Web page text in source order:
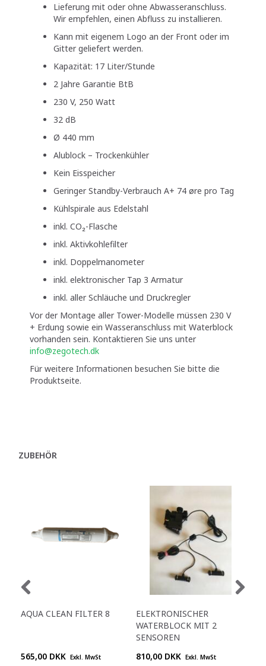
Lieferung mit oder ohne Abwasseranschluss.
Wir empfehlen, einen Abfluss zu installieren.
Kann mit eigenem Logo an der Front oder im
Gitter geliefert werden.
Kapazität: 17 Liter/Stunde
2 Jahre Garantie BtB
230 V, 250 Watt
32 dB
Ø 440 mm
Alublock – Trockenkühler
Kein Eisspeicher
Geringer Standby-Verbrauch A+ 74 øre pro Tag
Kühlspirale aus Edelstahl
inkl. CO₂-Flasche
inkl. Aktivkohlefilter
inkl. Doppelmanometer
inkl. elektronischer Tap 3 Armatur
inkl. aller Schläuche und Druckregler
Vor der Montage aller Tower-Modelle müssen 230 V
+ Erdung sowie ein Wasseranschluss mit Waterblock
vorhanden sein. Kontaktieren Sie uns unter
info@zegotech.dk
Für weitere Informationen besuchen Sie bitte die
Produktseite.
ZUBEHÖR
AQUA CLEAN FILTER 8
565,00 DKK Exkl. MwSt
ELEKTRONISCHER
WATERBLOCK MIT 2
SENSOREN
810,00 DKK Exkl. MwSt